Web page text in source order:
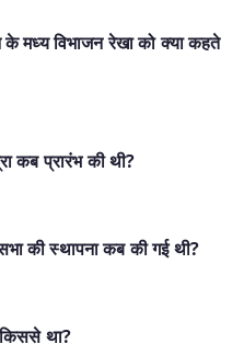
मध्य विभाजन रेखा को क्या कहते
कब प्रारंभ की थी?
की स्थापना कब की गई थी?
था?